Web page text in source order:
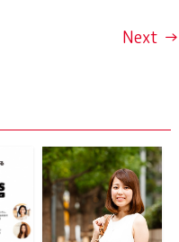
Next →